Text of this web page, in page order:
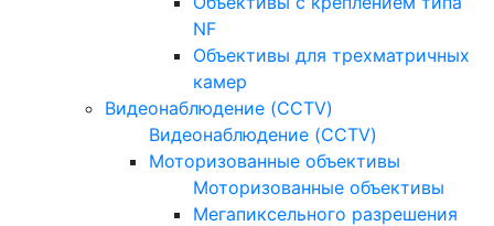
NF
Объективы для трехматричных
камер
Видеонаблюдение (CCTV)
Видеонаблюдение (CCTV)
Моторизованные объективы
Моторизованные объективы
Мегапиксельного разрешения